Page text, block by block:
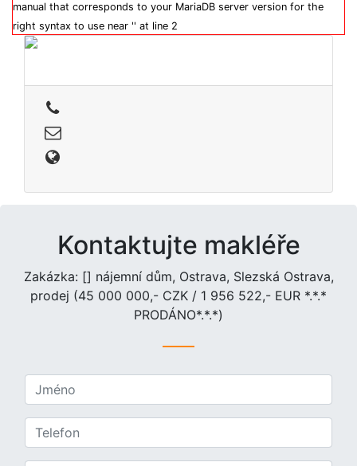
manual that corresponds to your MariaDB server version for the
right syntax to use near '' at line 2
Kontaktujte makléře
Zakázka: [] nájemní dům, Ostrava, Slezská Ostrava,
prodej (45 000 000,- CZK / 1 956 522,- EUR *.*.*
PRODÁNO*.*.*)